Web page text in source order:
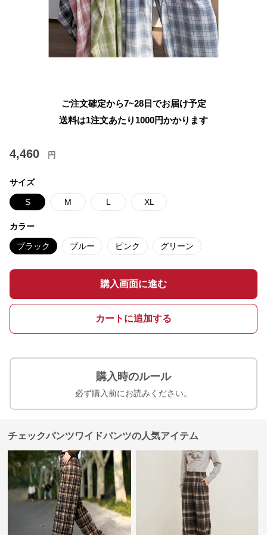
ご注文確定から7~28日でお届け予定
送料は1注文あたり 1000円かかります
4,460 円
サイズ
S M L XL
カラー
ブラック ブルー ピンク グリーン
購入画面に進む
カートに追加する
購入時のルール
必ず購入前にお読みください。
チェックパンツワイドパンツの人気アイテム